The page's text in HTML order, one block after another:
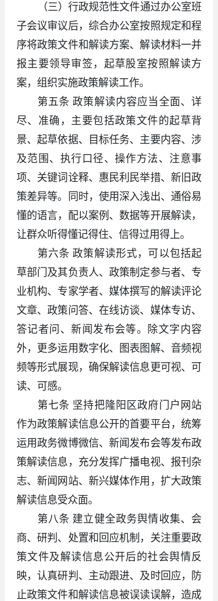
（三）行政规范性文件通过办公室班
子会议审议后，综合办公室按照规定和程
序将政策文件和解读方案、解读材料一并
报主要领导审签，起草股室按照解读方
案，组织实施政策解读工作。
第五条 政策解读内容应当全面、详
尽、准确，主要包括政策文件的起草背
景、起草依据、目标任务、主要内容、涉
及范围、执行口径、操作方法、注意事
项、关键词诠释、惠民利民举措、新旧政
策差异等。同时，使用深入浅出、通俗易
懂的语言，配以案例、数据等开展解读，
让群众听得懂记得住、信得过用得上。
第六条 政策解读形式，可以包括起
草部门及其负责人、政策制定参与者、专
业机构、专家学者、媒体撰写的解读评论
文章、政策问答、在线访谈、媒体专访、
答记者问、新闻发布会等。除文字内容
外，更多运用数字化、图表图解、音频视
频等形式展现，确保解读信息更可视、可
读、可感。
第七条 坚持把隆阳区政府门户网站
作为政策解读信息公开的首要平台，统筹
运用政务微博微信、新闻发布会等发布政
策解读信息，充分发挥广播电视、报刊杂
志、新闻网站、新兴媒体作用，扩大政策
解读信息受众面。
第八条 建立健全政务舆情收集、会
商、研判、处置和回应机制，关注重要政
策文件及解读信息公开后的社会舆情反
映，认真研判、主动跟进、及时回应，防
止政策文件和解读信息被误读误解，造成